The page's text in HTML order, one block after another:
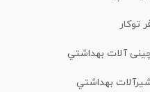
توکار
آلات بهداشتي
بهداشتي